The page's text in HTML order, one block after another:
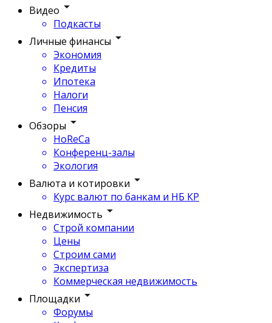
Видео
Подкасты
Личные финансы
Экономия
Кредиты
Ипотека
Налоги
Пенсия
Обзоры
HoReCa
Конференц-залы
Экология
Валюта и котировки
Курс валют по банкам и НБ КР
Недвижимость
Строй компании
Цены
Строим сами
Экспертиза
Коммерческая недвижимость
Площадки
Форумы